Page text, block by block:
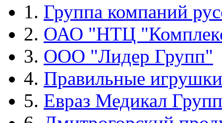
1. Группа компаний
2. ОАО "НТЦ
3. ООО "Лидер Групп"
4. Правильные игрушки
5. Евраз Медикал Групп